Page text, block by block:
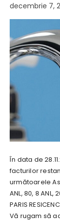
decembrie 7,
În data de
facturilor
următoarele
ANL, 80, 8 ANL,
PARIS
Vă rugam să